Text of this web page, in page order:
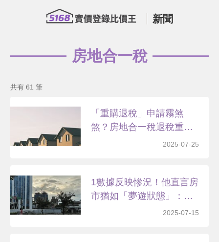
新聞
房地合一稅
共有 61 筆
「重購退稅」申請霧煞
煞？房地合一稅退稅重
2025-07-25
1數據反映慘況！他直言房
市猶如「夢遊狀態」：
2025-07-15